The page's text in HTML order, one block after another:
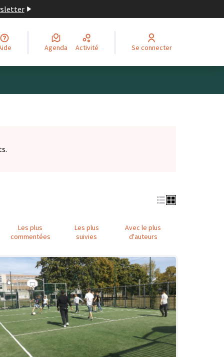
Aide Agenda Activité Se connecter
Les plus
commentées
Les plus
suivies
Avec le plus
d'auteurs